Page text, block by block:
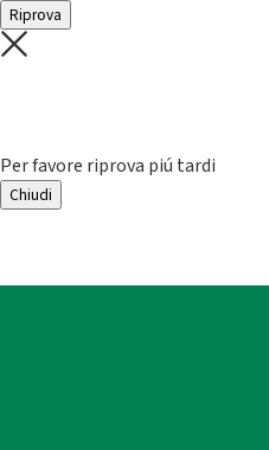
Riprova
Per favore riprova piú tardi
Chiudi